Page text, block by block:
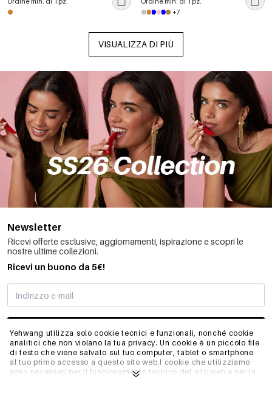
Yehwang utilizza solo cookie tecnici e funzionali, nonché cookie
analitici che non violano la tua privacy. Un cookie è un piccolo file
di testo che viene salvato sul tuo computer, tablet o smartphone
al tuo primo accesso a questo sito web.I cookie che utilizziamo
sono necessari per il funzionamento tecnico del sito web e per la
zirconi.
+7
VISUALIZZA DI PIÙ
Newsletter
Ricevi offerte esclusive, aggiornamenti, ispirazione e scopri le
nostre ultime collezioni.
Ricevi un buono da 5€!
MI STO REGISTRANDO
INFO